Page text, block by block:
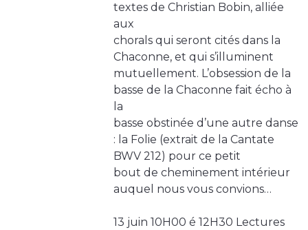
textes de Christian Bobin, alliée
aux
chorals qui seront cités dans la
Chaconne, et qui s’illuminent
mutuellement. L’obsession de la
basse de la Chaconne fait écho à
la
basse obstinée d’une autre danse
: la Folie (extrait de la Cantate
BWV 212) pour ce petit
bout de cheminement intérieur
auquel nous vous convions…
13 juin 10H00 é 12H30 Lectures